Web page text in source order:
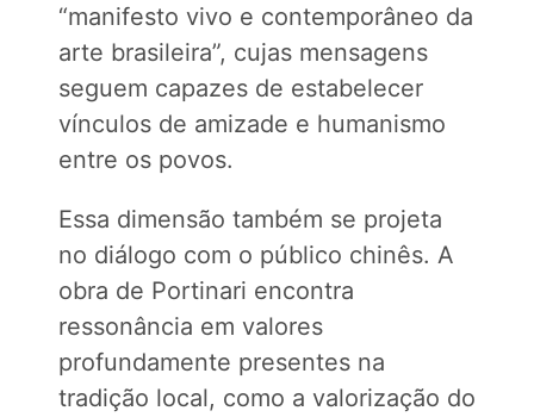
“manifesto vivo e contemporâneo da
arte brasileira”, cujas mensagens
seguem capazes de estabelecer
vínculos de amizade e humanismo
entre os povos.
Essa dimensão também se projeta
no diálogo com o público chinês. A
obra de Portinari encontra
ressonância em valores
profundamente presentes na
tradição local, como a valorização do